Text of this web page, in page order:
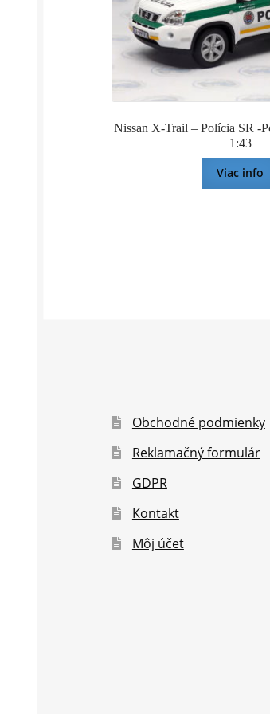
Nissan X-Trail – Polícia SR -
1:43
Viac info
Obchodné podmienky
Reklamačný formulár
GDPR
Kontakt
Môj účet